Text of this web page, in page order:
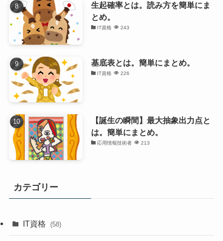
生起確率とは。読み方を簡単にま
とめ。
IT資格 243
基底表とは。簡単にまとめ。
IT資格 226
【誕生の瞬間】最大抽象出力点と
は。簡単にまとめ。
応用情報技術者 213
カテゴリー
IT資格 (58)